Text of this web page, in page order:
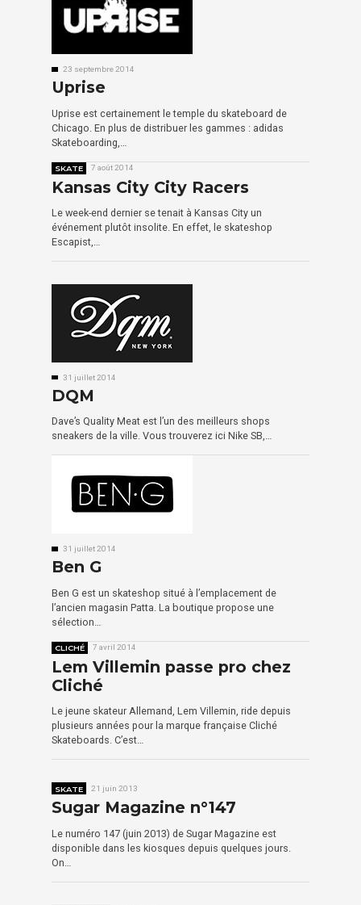
23 septembre 2014
Uprise
Uprise est certainement le temple du skateboard de
Chicago. En plus de distribuer les gammes : adidas
Skateboarding,…
SKATE 7 août 2014
Kansas City City Racers
Le week-end dernier se tenait à Kansas City un
événement plutôt insolite. En effet, le skateshop
Escapist,…
31 juillet 2014
DQM
Dave’s Quality Meat est l’un des meilleurs shops
sneakers de la ville. Vous trouverez ici Nike SB,…
31 juillet 2014
Ben G
Ben G est un skateshop situé à l’emplacement de
l’ancien magasin Patta. La boutique propose une
sélection…
CLICHÉ 7 avril 2014
Lem Villemin passe pro chez
Cliché
Le jeune skateur Allemand, Lem Villemin, ride depuis
plusieurs années pour la marque française Cliché
Skateboards. C’est…
SKATE 21 juin 2013
Sugar Magazine n°147
Le numéro 147 (juin 2013) de Sugar Magazine est
disponible dans les kiosques depuis quelques jours.
On…